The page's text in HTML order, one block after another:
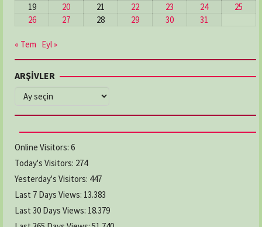
19
20 21 22 23 24
25
26
27 28 29 30 31
« Tem Eyl »
ARŞİVLER
ARŞİVLER
Online Visitors: 6
Today's Visitors: 274
Yesterday's Visitors: 447
Last 7 Days Views: 13.383
Last 30 Days Views: 18.379